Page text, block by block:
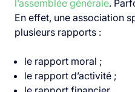
l’assemblée générale.
En effet, une association
plusieurs rapports :
le rapport moral ;
le rapport d’activité ;